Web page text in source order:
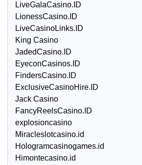
LiveGalaCasino.ID
LionessCasino.ID
LiveCasinoLinks.ID
King Casino
JadedCasino.ID
EyeconCasinos.ID
FindersCasino.ID
ExclusiveCasinoHire.ID
Jack Casino
FancyReelsCasino.ID
explosioncasino
Miracleslotcasino.id
Hologramcasinogames.id
Himontecasino.id